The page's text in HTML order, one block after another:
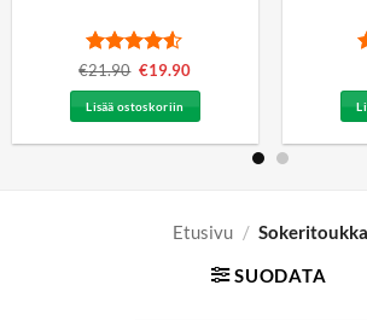
Arvostelu
tuotteesta:
4.5/ 5
€21.90 Alkuperäinen
oli:
€21.90.
€19.90
on:
Lisää ostoskoriin
/
Etusivu / Sokeritoukka
SUODATA